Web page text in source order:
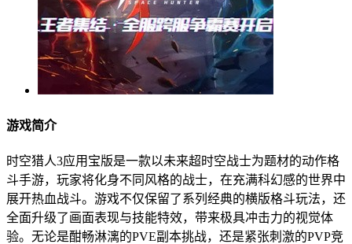
游戏简介
时空猎人3应用宝版是一款以未来超时空战士为题材的动作格
斗手游，玩家将化身不同风格的战士，在充满科幻感的世界中
展开热血战斗。游戏不仅保留了系列经典的横版格斗玩法，还
全面升级了画面表现与技能特效，带来极具冲击力的视觉体
验。无论是酣畅淋漓的PVE副本挑战，还是紧张刺激的PVP竞